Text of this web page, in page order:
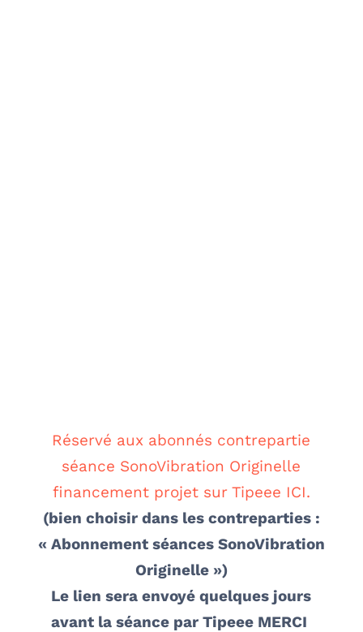
Réservé aux abonnés contrepartie
séance SonoVibration Originelle
financement projet sur Tipeee ICI.
(bien choisir dans les contreparties :
« Abonnement séances SonoVibration
Originelle »)
Le lien sera envoyé quelques jours
avant la séance par Tipeee MERCI